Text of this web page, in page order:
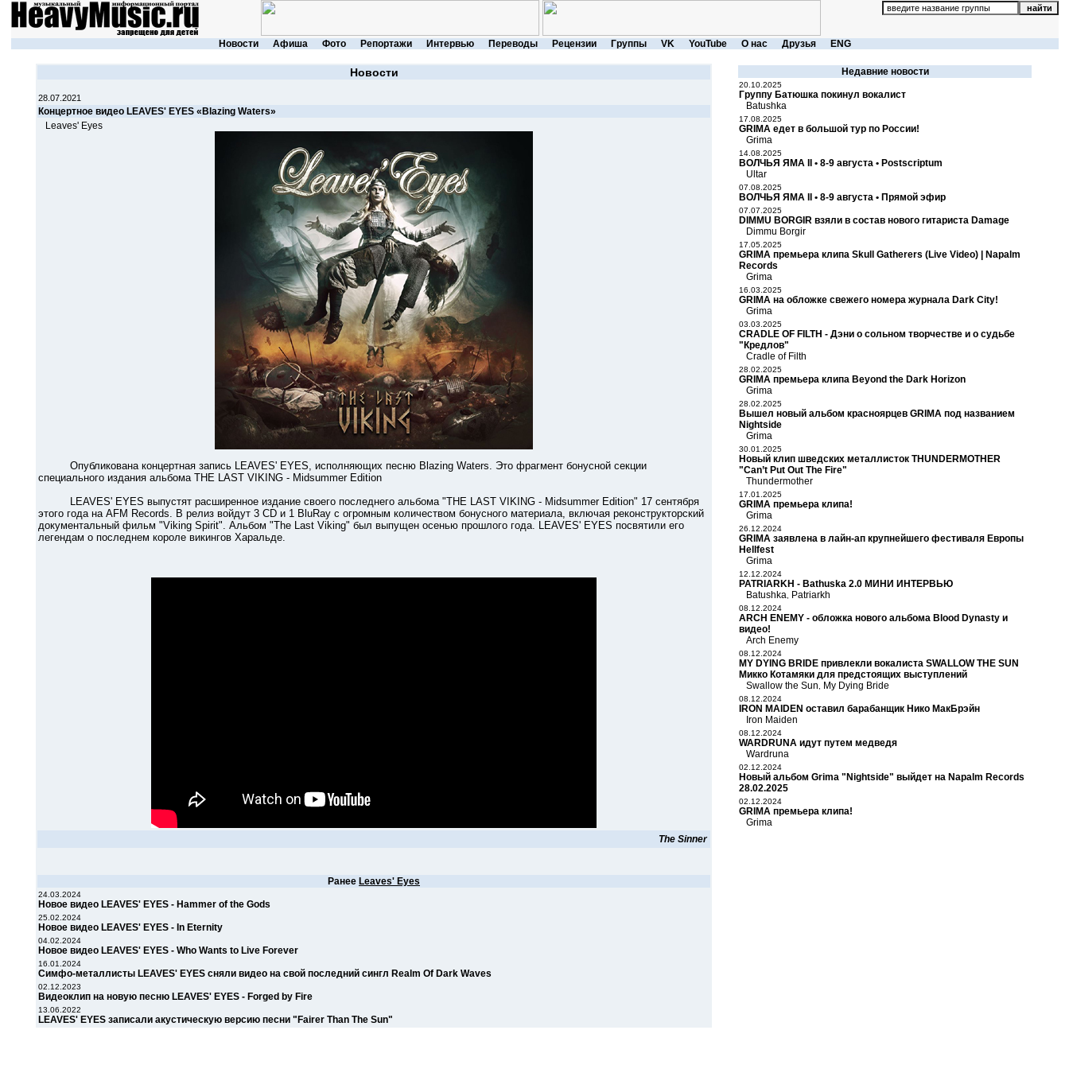
Новости Афиша Фото Репортажи Интервью Переводы Рецензии Группы VK YouTube О нас Друзья ENG
Новости
28.07.2021
Концертное видео LEAVES' EYES «Blazing Waters»
Leaves' Eyes
Опубликована концертная запись LEAVES' EYES, исполняющих песню Blazing Waters. Это фрагмент бонусной секции
специального издания альбома THE LAST VIKING - Midsummer Edition
LEAVES' EYES выпустят расширенное издание своего последнего альбома "THE LAST VIKING - Midsummer Edition" 17 сентября
этого года на AFM Records. В релиз войдут 3 CD и 1 BluRay с огромным количеством бонусного материала, включая реконструкторский
документальный фильм "Viking Spirit". Альбом "The Last Viking" был выпущен осенью прошлого года. LEAVES' EYES посвятили его
легендам о последнем короле викингов Харальде.
The Sinner
Ранее Leaves' Eyes
24.03.2024
Новое видео LEAVES' EYES - Hammer of the Gods
25.02.2024
Новое видео LEAVES' EYES - In Eternity
04.02.2024
Новое видео LEAVES' EYES - Who Wants to Live Forever
16.01.2024
Симфо-металлисты LEAVES' EYES сняли видео на свой последний сингл Realm Of Dark Waves
02.12.2023
Видеоклип на новую песню LEAVES' EYES - Forged by Fire
13.06.2022
LEAVES' EYES записали акустическую версию песни "Fairer Than The Sun"
Недавние новости
20.10.2025
Группу Батюшка покинул вокалист
Batushka
17.08.2025
GRIMA едет в большой тур по России!
Grima
14.08.2025
ВОЛЧЬЯ ЯМА II • 8-9 августа • Postscriptum
Ultar
07.08.2025
ВОЛЧЬЯ ЯМА II • 8-9 августа • Прямой эфир
07.07.2025
DIMMU BORGIR взяли в состав нового гитариста Damage
Dimmu Borgir
17.05.2025
GRIMA премьера клипа Skull Gatherers (Live Video) | Napalm
Records
Grima
16.03.2025
GRIMA на обложке свежего номера журнала Dark City!
Grima
03.03.2025
CRADLE OF FILTH - Дэни о сольном творчестве и о судьбе
"Кредлов"
Cradle of Filth
28.02.2025
GRIMA премьера клипа Beyond the Dark Horizon
Grima
28.02.2025
Вышел новый альбом красноярцев GRIMA под названием
Nightside
Grima
30.01.2025
Новый клип шведских металлисток THUNDERMOTHER
"Can’t Put Out The Fire"
Thundermother
17.01.2025
GRIMA премьера клипа!
Grima
26.12.2024
GRIMA заявлена в лайн-ап крупнейшего фестиваля Европы
Hellfest
Grima
12.12.2024
PATRIARKH - Bathuska 2.0 МИНИ ИНТЕРВЬЮ
Batushka Patriarkh
08.12.2024
ARCH ENEMY - обложка нового альбома Blood Dynasty и
видео!
Arch Enemy
08.12.2024
MY DYING BRIDE привлекли вокалиста SWALLOW THE SUN
Микко Котамяки для предстоящих выступлений
Swallow the Sun
My Dying Bride
08.12.2024
IRON MAIDEN оставил барабанщик Нико МакБрэйн
Iron Maiden
08.12.2024
WARDRUNA идут путем медведя
Wardruna
02.12.2024
Новый альбом Grima "Nightside" выйдет на Napalm Records
28.02.2025
02.12.2024
GRIMA премьера клипа!
Grima